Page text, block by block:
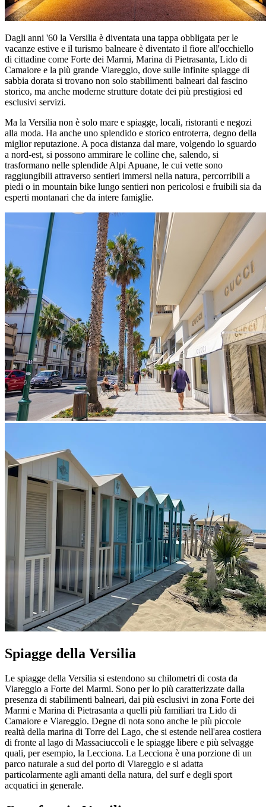
Dagli anni '60 la Versilia è diventata una tappa obbligata per le
vacanze estive e il turismo balneare è diventato il fiore all'occhiello
di cittadine come Forte dei Marmi, Marina di Pietrasanta, Lido di
Camaiore e la più grande Viareggio, dove sulle infinite spiagge di
sabbia dorata si trovano non solo stabilimenti balneari dal fascino
storico, ma anche moderne strutture dotate dei più prestigiosi ed
esclusivi servizi.
Ma la Versilia non è solo mare e spiagge, locali, ristoranti e negozi
alla moda. Ha anche uno splendido e storico entroterra, degno della
miglior reputazione. A poca distanza dal mare, volgendo lo sguardo
a nord-est, si possono ammirare le colline che, salendo, si
trasformano nelle splendide Alpi Apuane, le cui vette sono
raggiungibili attraverso sentieri immersi nella natura, percorribili a
piedi o in mountain bike lungo sentieri non pericolosi e fruibili sia da
esperti montanari che da intere famiglie.
Spiagge della Versilia
Le spiagge della Versilia si estendono su chilometri di costa da
Viareggio a Forte dei Marmi. Sono per lo più caratterizzate dalla
presenza di stabilimenti balneari, dai più esclusivi in zona Forte dei
Marmi e Marina di Pietrasanta a quelli più familiari tra Lido di
Camaiore e Viareggio. Degne di nota sono anche le più piccole
realtà della marina di Torre del Lago, che si estende nell'area costiera
di fronte al lago di Massaciuccoli e le spiagge libere e più selvagge
quali, per esempio, la Lecciona. La Lecciona è una porzione di un
parco naturale a sud del porto di Viareggio e si adatta
particolarmente agli amanti della natura, del surf e degli sport
acquatici in generale.